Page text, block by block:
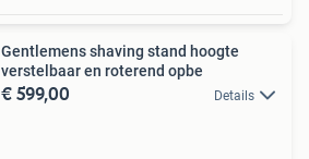
Gentlemens shaving stand hoogte
verstelbaar en roterend opbe
€ 599,00 Details